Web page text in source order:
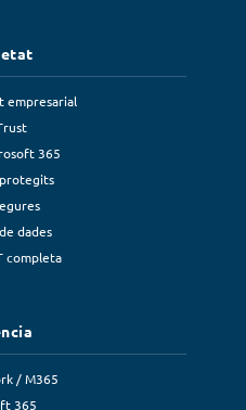
empresarial
365
dades
completa
/ M365
365